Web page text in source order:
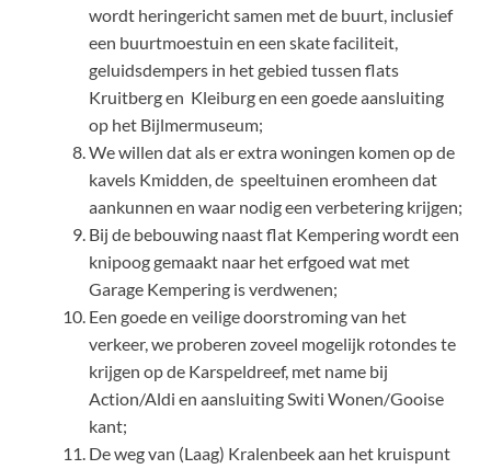
wordt heringericht samen met de buurt, inclusief
een buurtmoestuin en een skate faciliteit,
geluidsdempers in het gebied tussen flats
Kruitberg en Kleiburg en een goede aansluiting
op het Bijlmermuseum;
We willen dat als er extra woningen komen op de
kavels Kmidden, de speeltuinen eromheen dat
aankunnen en waar nodig een verbetering krijgen;
Bij de bebouwing naast flat Kempering wordt een
knipoog gemaakt naar het erfgoed wat met
Garage Kempering is verdwenen;
Een goede en veilige doorstroming van het
verkeer, we proberen zoveel mogelijk rotondes te
krijgen op de Karspeldreef, met name bij
Action/Aldi en aansluiting Switi Wonen/Gooise
kant;
De weg van (Laag) Kralenbeek aan het kruispunt